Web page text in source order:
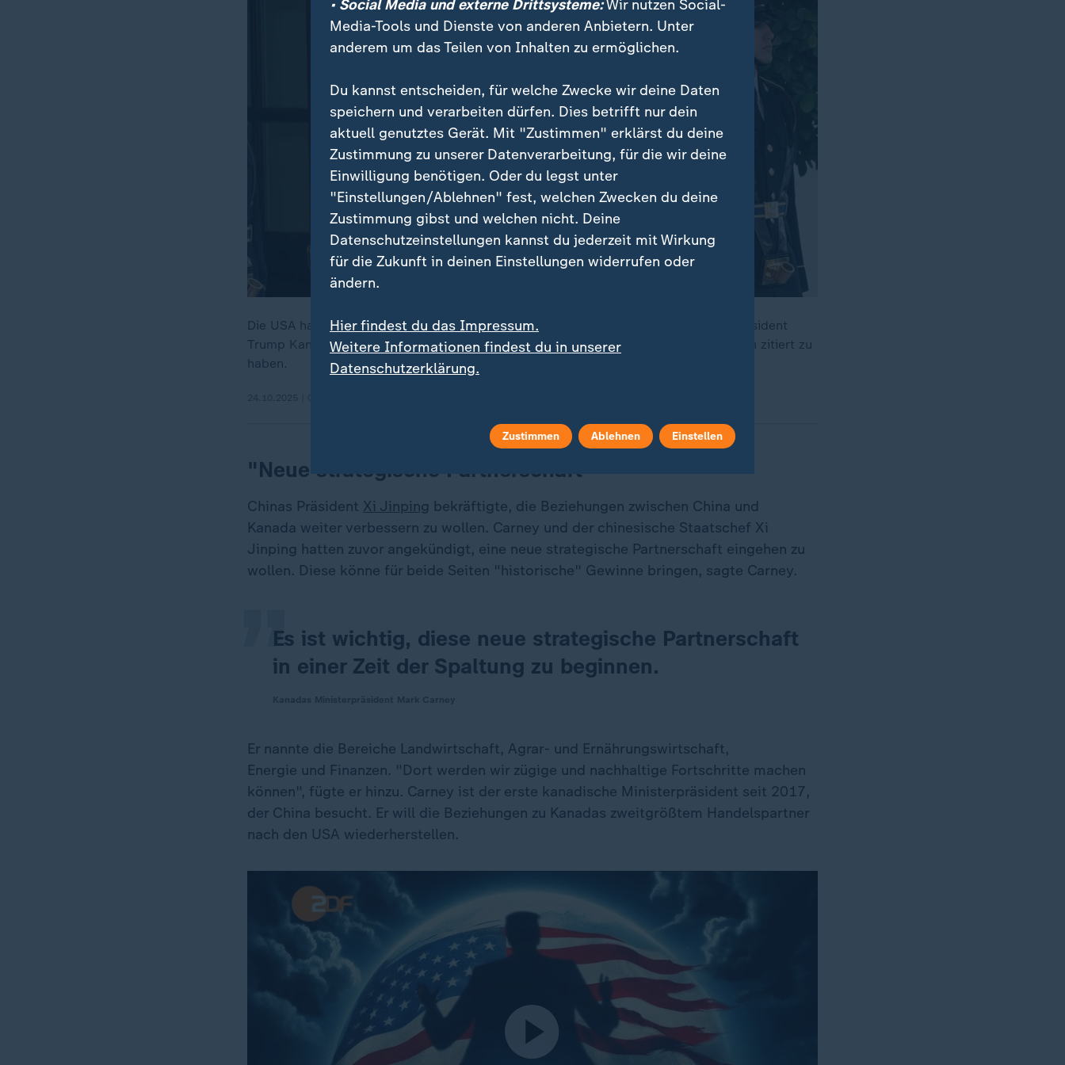
Die USA haben ihre Handelsgespräche mit Kanada abgebrochen. Als Grund warf Präsident
Trump Kanada vor, in einer Kampagne gegen Zölle den Ex-Präsidenten Reagan falsch zitiert zu
haben.
"Neue strategische Partnerschaft"
Chinas Präsident Xi Jinping bekräftigte, die Beziehungen zwischen China und
Kanada weiter verbessern zu wollen. Carney und der chinesische Staatschef Xi
Jinping hatten zuvor angekündigt, eine neue strategische Partnerschaft eingehen zu
wollen. Diese könne für beide Seiten "historische" Gewinne bringen, sagte Carney.
Es ist wichtig, diese neue strategische Partnerschaft
in einer Zeit der Spaltung zu beginnen.
„
Er nannte die Bereiche Landwirtschaft, Agrar- und Ernährungswirtschaft,
Energie und Finanzen. "Dort werden wir zügige und nachhaltige Fortschritte machen
können", fügte er hinzu. Carney ist der erste kanadische Ministerpräsident seit 2017,
der China besucht. Er will die Beziehungen zu Kanadas zweitgrößtem Handelspartner
nach den USA wiederherstellen.
• Social Media und externe Drittsysteme:Wir nutzen Social-
Media-Tools und Dienste von anderen Anbietern. Unter
anderem um das Teilen von Inhalten zu ermöglichen.
Du kannst entscheiden, für welche Zwecke wir deine Daten
speichern und verarbeiten dürfen. Dies betrifft nur dein
aktuell genutztes Gerät. Mit "Zustimmen" erklärst du deine
Zustimmung zu unserer Datenverarbeitung, für die wir deine
Einwilligung benötigen. Oder du legst unter
"Einstellungen/Ablehnen" fest, welchen Zwecken du deine
Zustimmung gibst und welchen nicht. Deine
Datenschutzeinstellungen kannst du jederzeit mit Wirkung
für die Zukunft in deinen Einstellungen widerrufen oder
ändern.
Hier findest du das Impressum.
Weitere Informationen findest du in unserer
Datenschutzerklärung.
Zustimmen Ablehnen Einstellen